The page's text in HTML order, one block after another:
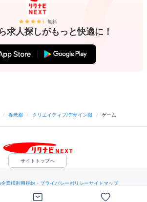
無料
求人探しがもっと快適に！
/ 養老郡 / クリエイティブ/デザイン職 / ゲーム
サイトトップへ
企業様利用規約・プライバシーポリシーサイトマップ
（C）Indeed Inc.